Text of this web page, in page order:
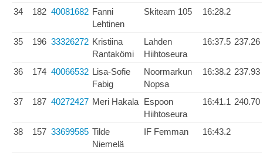
34 182 40081682 Fanni
Lehtinen
Skiteam 105 16:28.2
35 196 33326272 Kristiina
Rantakömi
Lahden
Hiihtoseura
16:37.5 237.26
36 174 40066532 Lisa-Sofie
Fabig
Noormarkun
Nopsa
16:38.2 237.93
37 187 40272427 Meri Hakala Espoon
Hiihtoseura
16:41.1 240.70
38 157 33699585 Tilde
Niemelä
IF Femman 16:43.2